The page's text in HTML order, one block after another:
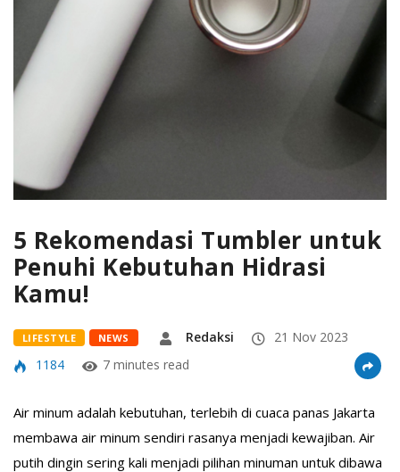
5 Rekomendasi Tumbler untuk
Penuhi Kebutuhan Hidrasi
Kamu!
LIFESTYLE NEWS Redaksi
21 Nov 2023
1184
7 minutes read
Air minum adalah kebutuhan, terlebih di cuaca panas Jakarta
membawa air minum sendiri rasanya menjadi kewajiban. Air
putih dingin sering kali menjadi pilihan minuman untuk dibawa